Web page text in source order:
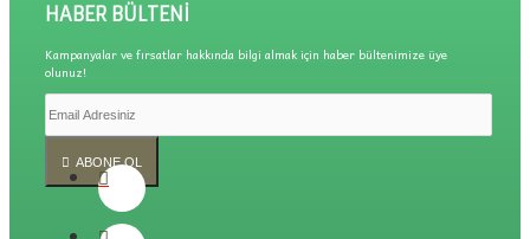
HABER BÜLTENI
Kampanyalar ve fırsatlar hakkında bilgi almak için haber bültenimize üye
olunuz!
ABONE OL